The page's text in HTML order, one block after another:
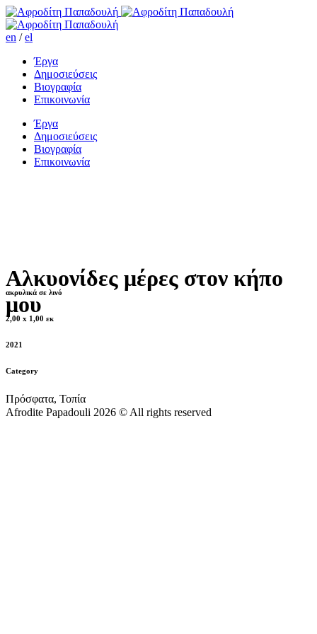
en /el
Έργα
Δημοσιεύσεις
Βιογραφία
Επικοινωνία
Έργα
Δημοσιεύσεις
Βιογραφία
Επικοινωνία
Αλκυονίδες μέρες στον κήπο
μου
ακρυλικά σε λινό
2,00 x 1,00 εκ
2021
Category
Πρόσφατα, Τοπία
Afrodite Papadouli 2026 © All rights reserved